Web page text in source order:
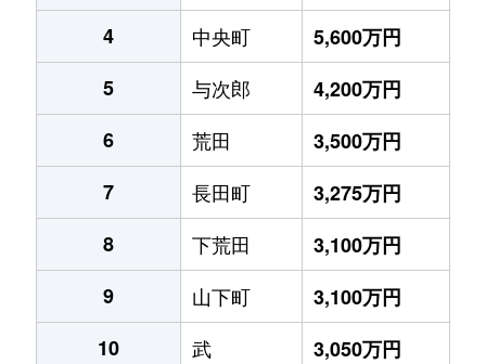
4
中央町
5,600万円
5
与次郎
4,200万円
6
荒田
3,500万円
7
長田町
3,275万円
8
下荒田
3,100万円
9
山下町
3,100万円
10
武 3,050万円